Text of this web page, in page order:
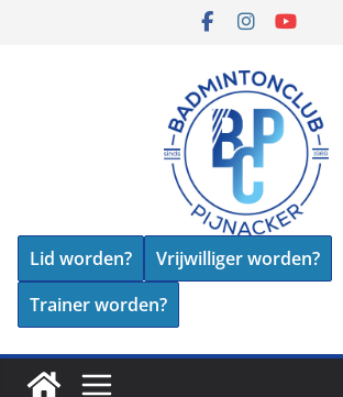
Lid worden?
Vrijwilliger worden?
Trainer worden?